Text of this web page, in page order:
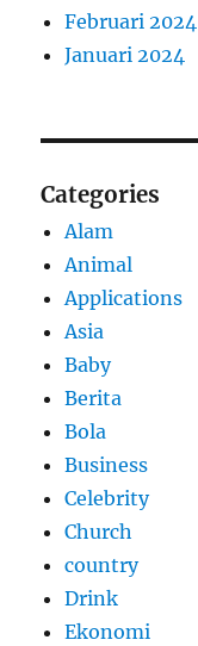
Februari 2024
Januari 2024
Categories
Alam
Animal
Applications
Asia
Baby
Berita
Bola
Business
Celebrity
Church
country
Drink
Ekonomi